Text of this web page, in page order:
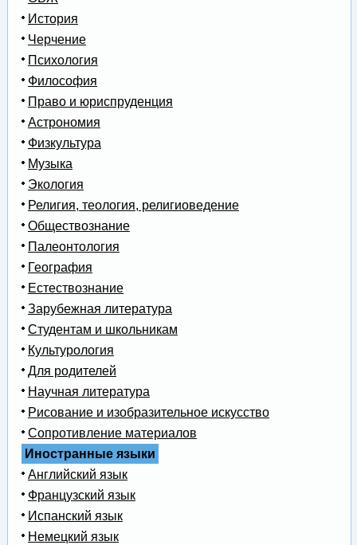
История
Черчение
Психология
Философия
Право и юриспруденция
Астрономия
Физкультура
Музыка
Экология
Религия, теология, религиоведение
Обществознание
Палеонтология
География
Естествознание
Зарубежная литература
Студентам и школьникам
Культурология
Для родителей
Научная литература
Рисование и изобразительное искусство
Сопротивление материалов
Иностранные языки
Английский язык
Французский язык
Испанский язык
Немецкий язык